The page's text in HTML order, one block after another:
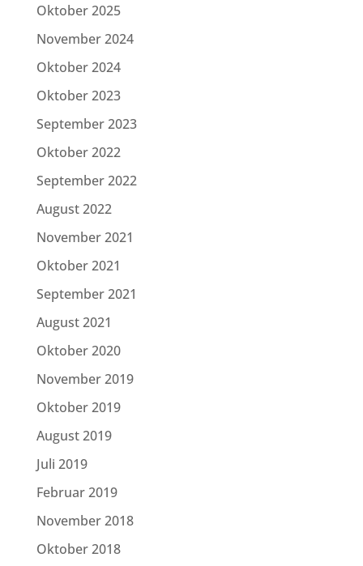
Oktober 2025
November 2024
Oktober 2024
Oktober 2023
September 2023
Oktober 2022
September 2022
August 2022
November 2021
Oktober 2021
September 2021
August 2021
Oktober 2020
November 2019
Oktober 2019
August 2019
Juli 2019
Februar 2019
November 2018
Oktober 2018